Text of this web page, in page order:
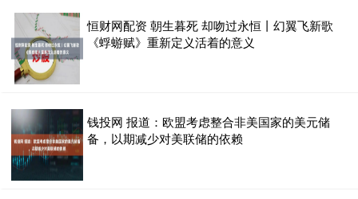
恒财网配资 朝生暮死 却吻过永恒丨幻翼飞新歌
《蜉蝣赋》重新定义活着的意义
钱投网 报道：欧盟考虑整合非美国家的美元储
备，以期减少对美联储的依赖